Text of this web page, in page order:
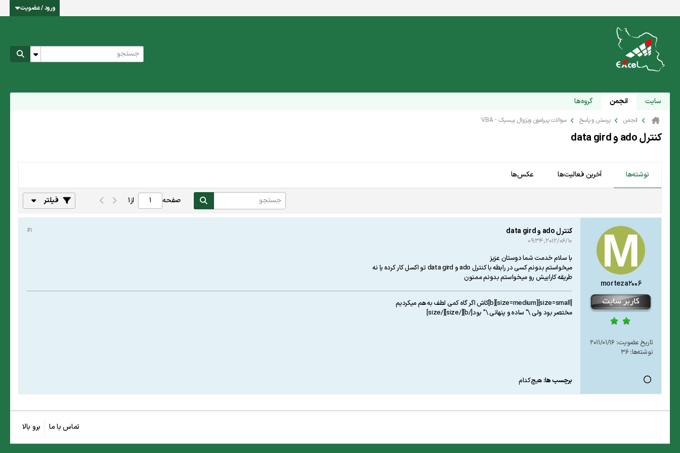
ورود / عضویت
سایت انجمن گروه‌ها
انجمن پرسش و پاسخ سوالات پیرامون ویژوال بیسیک - VBA
کنترل ado و data gird
نوشته‌ها آخرین فعالیت‌ها عکس‌ها
صفحه از1 فیلتر
morteza2006
تاریخ عضویت: 2011/01/16
نوشته‌ها: 36
#1 کنترل ado و data gird
2012/06/10, 09:34
با سلام خدمت شما دوستان عزیز
میخواستم بدونم کسی در رابطه با کنترل ado و data gird تو اکسل کار کرده یا نه
طریقه کاراییش رو میخواستم بدونم ممنون
[size=small][size=medium][b]کاش اگر گاه کمی لطف به هم میکردیم
مختصر بود ولی \" ساده و پنهانی \" بود[/b][/size][/size]
برچسب ها: هیچ‌کدام
تماس با ما برو بالا